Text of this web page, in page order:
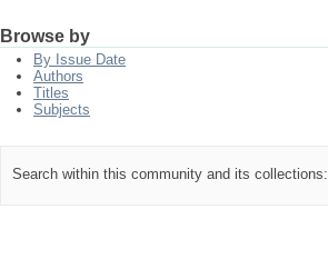
Browse by
By Issue Date
Authors
Titles
Subjects
Search within this community and its collections: